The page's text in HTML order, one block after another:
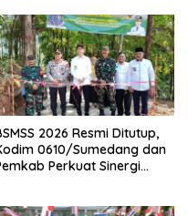
2026 Resmi Ditutup,
0610/Sumedang dan
Perkuat Sinergi